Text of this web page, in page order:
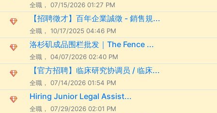
全職， 07/15/2026 01:27 PM
【招聘徵才】百年企業誠徵 - 銷售規...
全職， 10/17/2025 04:46 PM
洛杉矶成品围栏批发｜The Fence ...
全職， 04/07/2026 02:40 PM
【官方招聘】临床研究协调员 / 临床...
全職， 07/14/2026 01:54 PM
Hiring Junior Legal Assist...
全職， 07/29/2026 02:01 PM